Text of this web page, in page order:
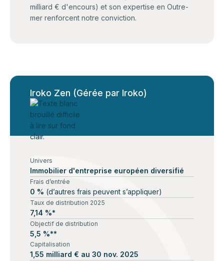
milliard € d'encours) et son expertise en Outre-
mer renforcent notre conviction.
Iroko Zen (Gérée par Iroko)
Univers
Immobilier d'entreprise européen diversifié
Frais d’entrée
0 % (d’autres frais peuvent s’appliquer)
Taux de distribution 2025
7,14 %*
Objectif de distribution
5,5 %**
Capitalisation
1,55 milliard € au 30 nov. 2025